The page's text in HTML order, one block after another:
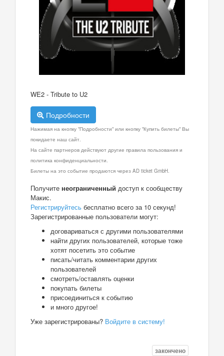
WE2 - Tribute to U2
Подробности
Нажимая на кнопку "Подробности" или кнопку "Купить билеты" Вы
покидаете наш сайт.
На сайте партнеров действуют другие правила пользования и
политика конфиденциальности.
Билеты на это событие продаются через AD ticket GmbH.
Получите неограниченный доступ к сообществу
Макис.
Регистрируйтесь бесплатно всего за 10 секунд!
Зарегистрированные пользователи могут:
договариваться с другими пользователями
найти других пользователей, которые тоже
хотят посетить это событие
писать/читать комментарии других
пользователей
смотреть/оставлять оценки
покупать билеты
присоединиться к событию
и много другое!
Уже зарегистрированы? Войдите в систему!
закончено